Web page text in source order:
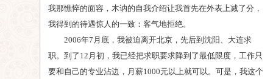
我那憔悴的面容，木讷的自我介绍让我首先在外表上减了分，
我得到的待遇惊人的一致：客气地拒绝。
2006年7月底，我被迫离开北京，先后到沈阳、大连求
职。到了12月初，我已经把求职要求降到了最低限度，工作只
要和自己的专业沾边，月薪1000元以上就可以。可是，我这个